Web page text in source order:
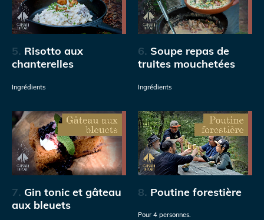
5. Risotto aux
chanterelles
Ingrédients
6. Soupe repas de
truites mouchetées
Ingrédients
7. Gin tonic et gâteau
aux bleuets
8. Poutine forestière
Pour 4 personnes.